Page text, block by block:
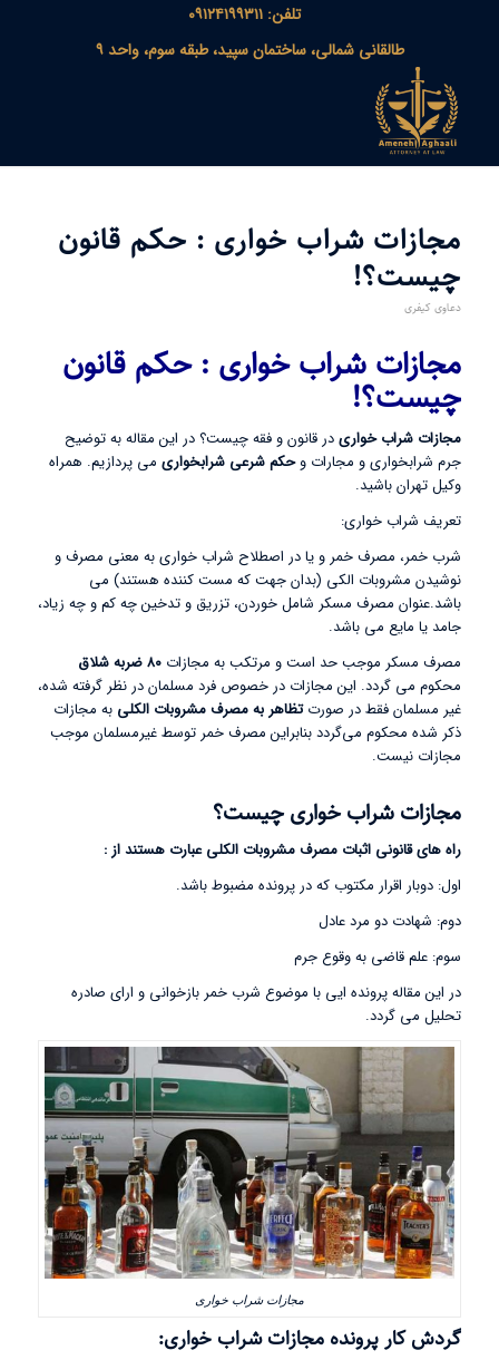
تلفن: ۰۹۱۲۴۱۹۹۳۱۱
طالقانی شمالی، ساختمان سپید، طبقه سوم، واحد ۹
مجازات شراب خواری : حکم قانون
چیست؟!
دعاوی کیفری
مجازات شراب خواری : حکم قانون
چیست؟!
مجازات شراب خواریدر قانون و فقه چیست؟ در این مقاله به توضیح
جرم شرابخواری و مجارات وحکم شرعی شرابخواریمی پردازیم. همراه
وکیل تهران باشید.
تعریف شراب خواری:
شرب خمر، مصرف خمر و یا در اصطلاح شراب ‌خواری به معنی مصرف و
نوشیدن مشروبات الکی (بدان جهت که مست کننده هستند) می
باشد.عنوان مصرف مسکر شامل خوردن، تزریق و تدخین چه کم و چه زیاد،
جامد یا مایع می باشد.
مصرف مسکر موجب حد است و مرتکب به مجازات ۸۰ ضربه شلاق
محکوم می گردد. این مجازات در خصوص فرد مسلمان در نظر گرفته شده،
غیر مسلمان فقط در صورتتظاهر به مصرف مشروبات الکلی به مجازات
ذکر شده محکوم می‌گردد بنابراین مصرف خمر توسط غیرمسلمان موجب
مجازات نیست.
مجازات شراب خواری چیست؟
راه های قانونی اثبات مصرف مشروبات الکلی عبارت هستند از :
اول: دوبار اقرار مکتوب که در پرونده مضبوط باشد.
دوم: شهادت دو مرد عادل
سوم: علم قاضی به وقوع جرم
در این مقاله پرونده ایی با موضوع شرب خمر بازخوانی و ارای صادره
تحلیل می گردد.
مجازات شراب خواری
گردش کار پرونده مجازات شراب خواری: